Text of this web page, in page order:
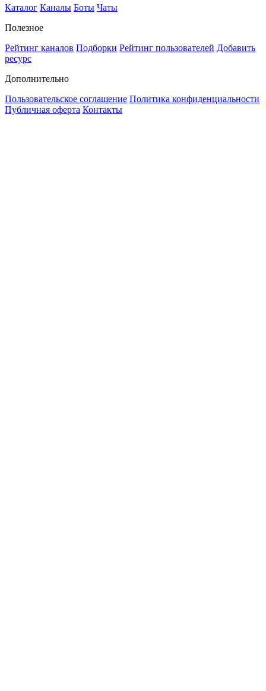
Каталог Каналы Боты Чаты
Полезное
Рейтинг каналов Подборки Рейтинг пользователей Добавить
ресурс
Дополнительно
Пользовательское соглашение Политика конфиденциальности
Публичная оферта Контакты